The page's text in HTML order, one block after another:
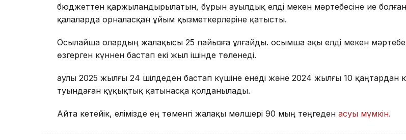
бюджеттен қаржыландырылатын, бұрын ауылдық елді мекен мәртебесіне ие болған
қалаларда орналасқан ұйым қызметкерлеріне қатысты.
Осылайша олардың жалақысы 25 пайызға ұлғайды. Қосымша ақы елді мекен
өзгерген күннен бастап екі жыл ішінде төленеді.
Қаулы 2025 жылғы 24 шілдеден бастап күшіне енеді және 2024 жылғы 10 қаңтардан
туындаған құқықтық қатынасқа қолданылады.
Айта кетейік, елімізде ең төменгі жалақы мөлшері 90 мың теңгеден асуы мүмкін.